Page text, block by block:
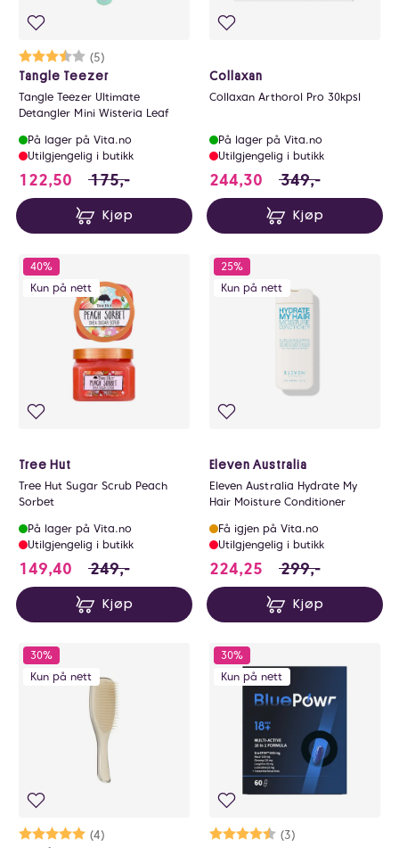
Karakter:
(5)
3.6 av 5 mulige
Tangle Teezer
Tangle Teezer Ultimate
Detangler Mini Wisteria Leaf
På lager på Vita.no
Utilgjengelig i butikk
122,50 122.5 i stedet for 175 NOK, du sparer 52.5
175,-
Kjøp
Collaxan
Collaxan Arthorol Pro 30kpsl
På lager på Vita.no
Utilgjengelig i butikk
244,30 244.3 i stedet for
349,-
Kjøp
40%
Kun på nett
Tree Hut
Tree Hut Sugar Scrub Peach
Sorbet
På lager på Vita.no
Utilgjengelig i butikk
149,40 149.4 i stedet for 249 NOK, du sparer 99.6
249,-
Kjøp
25%
Kun på nett
Eleven Australia
Eleven Australia Hydrate My
Hair Moisture Conditioner
Få igjen på Vita.no
Utilgjengelig i butikk
224,25 224.25 i stedet
299,-
Kjøp
30%
Kun på nett
Karakter:
(4)
5.0 av 5 mulige
30%
Kun på nett
Karakter:
(3)
4.7 av 5 mulige